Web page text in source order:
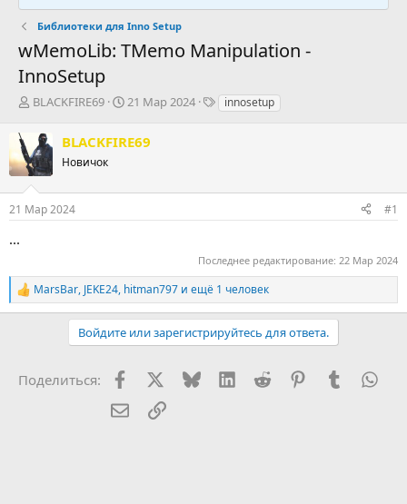
Библиотеки для Inno Setup
wMemoLib: TMemo Manipulation -
InnoSetup
А
о
р
м
BLACKFIRE69
Д
а
ч
21 Мар 2024
Тinnosetup
BLACKFIRE69
Новичок
21 Мар 2024 #1
...
Последнее редактирование: 22 Мар 2024
Р
е
и
MarsBar, JEKE24, hitman797 и ещё 1 человек
Войдите или зарегистрируйтесь для ответа.
Поделиться: FacebookX (Twitter)
BlueskyLinkedInReddit PinterestTumblr
Электронная почта
Ссылка